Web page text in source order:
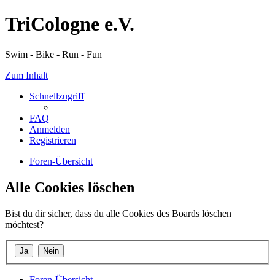
TriCologne e.V.
Swim - Bike - Run - Fun
Zum Inhalt
Schnellzugriff
FAQ
Anmelden
Registrieren
Foren-Übersicht
Alle Cookies löschen
Bist du dir sicher, dass du alle Cookies des Boards löschen
möchtest?